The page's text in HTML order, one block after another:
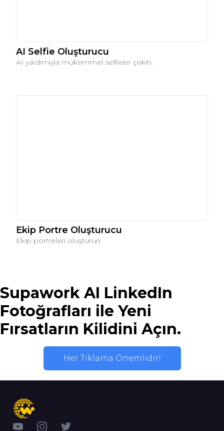
AI Selfie Oluşturucu
AI yardımıyla mükemmel selfieler çekin.
Ekip Portre Oluşturucu
Ekip portreleri oluşturun.
Supawork AI LinkedIn
Fotoğrafları ile Yeni
Fırsatların Kilidini Açın.
Her Tıklama Önemlidir!
YouTubeInstagram
Twitter